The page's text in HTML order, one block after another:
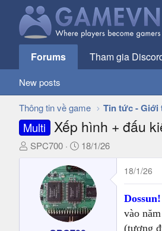
Forums Tham gia
New posts
Thông tin về game
Multi Xếp hình + đấu
T
SPC700
N
à
y
g
ử
i
18/1/26
18/1/26
vào
(tương